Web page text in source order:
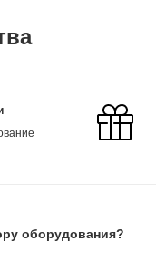
оборудования?